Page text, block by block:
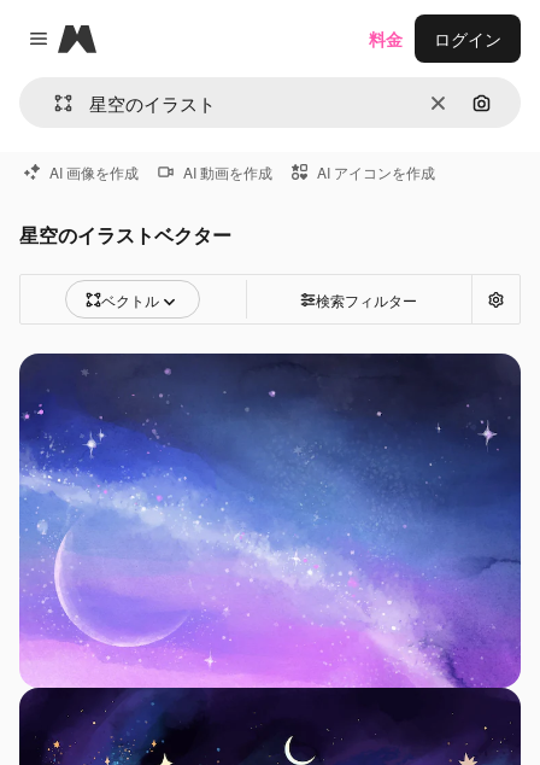
Close menu
Magnific
消去 画像で
料金 ログイン
AI 画像を作成 AI 動画を作成 AI アイコンを作成
星空のイラストベクター
ベクトル 検索フィルター